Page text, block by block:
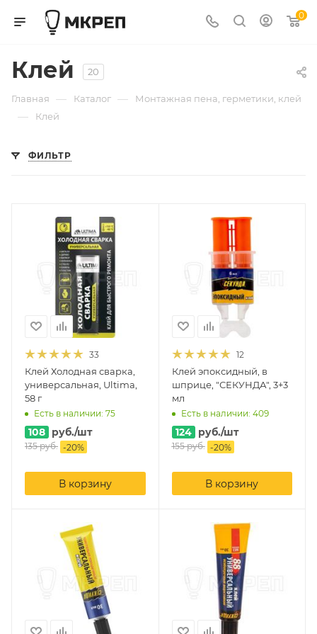
0
Клей 20
Главная — Каталог — Монтажная пена, герметики, клей
— Клей
ФИЛЬТР
33
Клей Холодная сварка,
универсальная, Ultima,
58 г
Есть в наличии: 75
108 руб./шт
135руб. -20%
В корзину
12
Клей эпоксидный, в
шприце, "СЕКУНДА", 3+3
мл
Есть в наличии: 409
124 руб./шт
155руб. -20%
В корзину